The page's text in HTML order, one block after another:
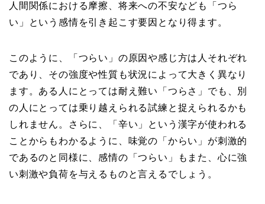
人間関係における摩擦、将来への不安なども「つら
い」という感情を引き起こす要因となり得ます。
このように、「つらい」の原因や感じ方は人それぞれ
であり、その強度や性質も状況によって大きく異なり
ます。ある人にとっては耐え難い「つらさ」でも、別
の人にとっては乗り越えられる試練と捉えられるかも
しれません。さらに、「辛い」という漢字が使われる
ことからもわかるように、味覚の「からい」が刺激的
であるのと同様に、感情の「つらい」もまた、心に強
い刺激や負荷を与えるものと言えるでしょう。